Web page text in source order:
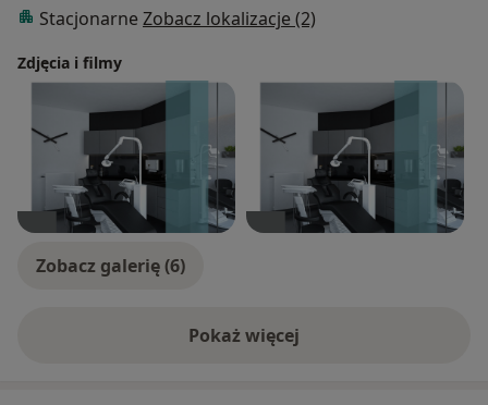
Stacjonarne Zobacz lokalizacje (2)
Zdjęcia i filmy
Zobacz galerię (6)
Pokaż więcejo doświadczeniu